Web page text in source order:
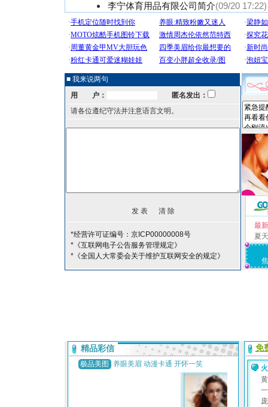
李宁体育用品有限公司简介(09/20 17:22)
■ 我来说两句
用 户：
匿名发出：
请各位遵纪守法并注意语言文明。
*经营许可证编号：京ICP00000008号
*《互联网电子公告服务管理规定》
*《全国人大常委会关于维护互联网安全的规定》
最
夏